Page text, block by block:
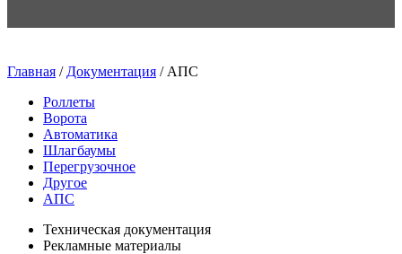
Главная / Документация / АПС
Роллеты
Ворота
Автоматика
Шлагбаумы
Перегрузочное
Другое
АПС
Техническая документация
Рекламные материалы